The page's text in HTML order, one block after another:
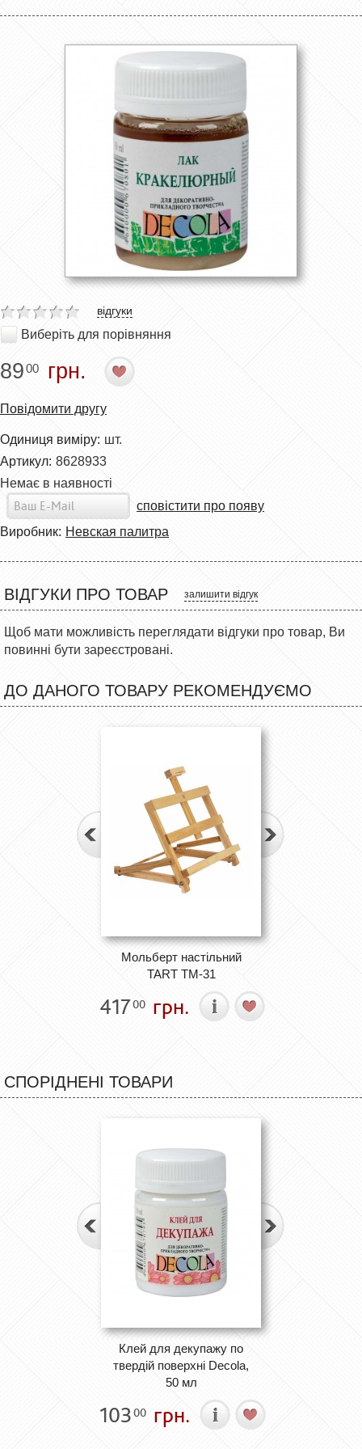
відгуки
Виберіть для порівняння
8900 грн.
Повідомити другу
Одиниця виміру: шт.
Артикул: 8628933
Немає в наявності
сповістити про появу
Виробник: Невская палитра
ВІДГУКИ ПРО ТОВАР залишити відгук
Щоб мати можливість переглядати відгуки про товар, Ви
повинні бути зареєстровані.
ДО ДАНОГО ТОВАРУ РЕКОМЕНДУЄМО
Мольберт настільний
TART ТМ-31
41700 грн.
СПОРІДНЕНІ ТОВАРИ
Клей для декупажу по
твердій поверхні Decola,
50 мл
10300 грн.